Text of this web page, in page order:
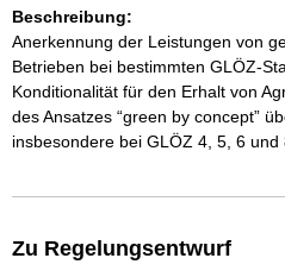
Beschreibung:
Anerkennung der Leistungen von
Betrieben bei bestimmten GLÖZ-
Konditionalität für den Erhalt von
des Ansatzes “green by concept”
insbesondere bei GLÖZ 4, 5, 6
Zu Regelungsentwurf